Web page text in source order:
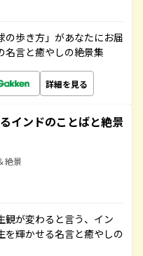
の歩き方」があなたにお届
名言と癒やしの絶景集
詳細を見る
インドのことばと絶景
絶景
観が変わると言う、イン
を輝かせる名言と癒やしの